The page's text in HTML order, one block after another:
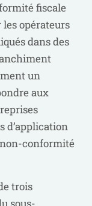
fiscale
opérateurs
dans des
un
aux
d’application
conformité
trois